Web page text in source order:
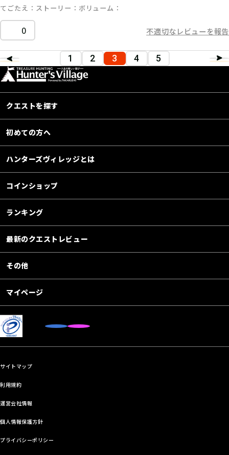
てごたえ ストーリー ボリューム
0 不適切なレビューを報告
1 2 3 4 5
クエストを探す
初めての方へ
ハンターズヴィレッジとは
コインショップ
ランキング
最新のクエストレビュー
その他
マイページ
サイトマップ
利用規約
運営会社情報
個人情報保護方針
プライバシーポリシー